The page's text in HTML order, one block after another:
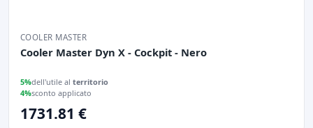
COOLER MASTER
Cooler Master Dyn X - Cockpit - Nero
5%dell'utile al territorio
4%sconto applicato
1731.81 €